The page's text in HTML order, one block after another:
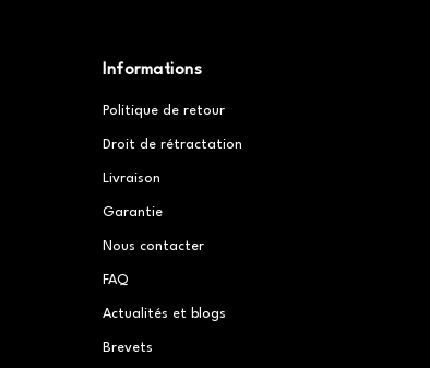
Informations
Politique de retour
Droit de rétractation
Livraison
Garantie
Nous contacter
FAQ
Actualités et blogs
Brevets